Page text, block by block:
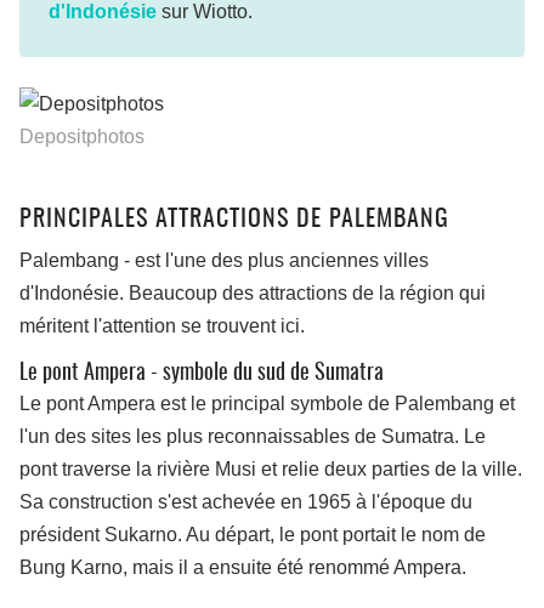
d'Indonésie sur Wiotto.
Depositphotos
PRINCIPALES ATTRACTIONS DE PALEMBANG
Palembang - est l'une des plus anciennes villes
d'Indonésie. Beaucoup des attractions de la région qui
méritent l'attention se trouvent ici.
Le pont Ampera - symbole du sud de Sumatra
Le pont Ampera est le principal symbole de Palembang et
l'un des sites les plus reconnaissables de Sumatra. Le
pont traverse la rivière Musi et relie deux parties de la ville.
Sa construction s'est achevée en 1965 à l'époque du
président Sukarno. Au départ, le pont portait le nom de
Bung Karno, mais il a ensuite été renommé Ampera.